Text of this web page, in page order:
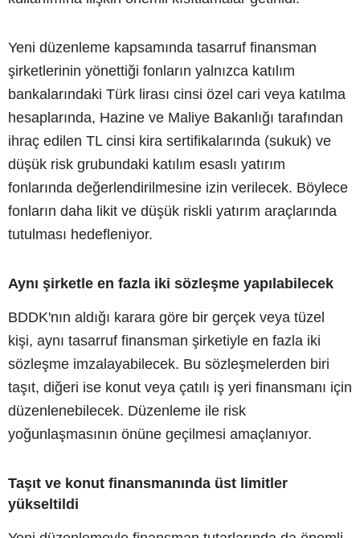
Yeni düzenleme kapsamında tasarruf finansman
şirketlerinin yönettiği fonların yalnızca katılım
bankalarındaki Türk lirası cinsi özel cari veya katılma
hesaplarında, Hazine ve Maliye Bakanlığı tarafından
ihraç edilen TL cinsi kira sertifikalarında (sukuk) ve
düşük risk grubundaki katılım esaslı yatırım
fonlarında değerlendirilmesine izin verilecek. Böylece
fonların daha likit ve düşük riskli yatırım araçlarında
tutulması hedefleniyor.
Aynı şirketle en fazla iki sözleşme yapılabilecek
BDDK'nın aldığı karara göre bir gerçek veya tüzel
kişi, aynı tasarruf finansman şirketiyle en fazla iki
sözleşme imzalayabilecek. Bu sözleşmelerden biri
taşıt, diğeri ise konut veya çatılı iş yeri finansmanı için
düzenlenebilecek. Düzenleme ile risk
yoğunlaşmasının önüne geçilmesi amaçlanıyor.
Taşıt ve konut finansmanında üst limitler
yükseltildi